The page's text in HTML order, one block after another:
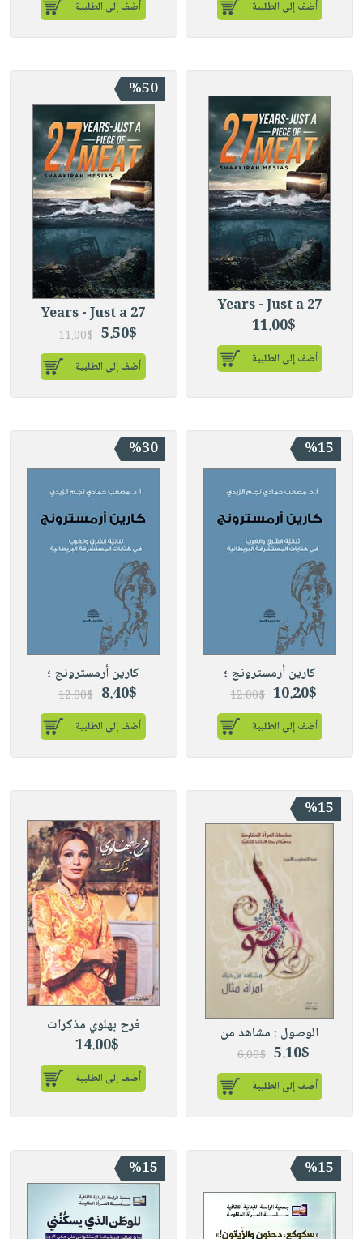
أضف إلى الطلبية أضف إلى الطلبية
27 Years - Just a
11.00$
أضف إلى الطلبية
%50
27 Years - Just a
5.50$
11.00$
أضف إلى الطلبية
%15
كارين أرمسترونج ؛
10.20$
12.00$
أضف إلى الطلبية
%30
كارين أرمسترونج ؛
8.40$
12.00$
أضف إلى الطلبية
%15
الوصول : مشاهد من
5.10$
6.00$
أضف إلى الطلبية
فرح بهلوي مذكرات
14.00$
أضف إلى الطلبية
%15
%15